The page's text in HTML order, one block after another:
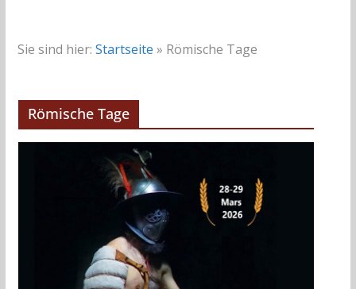
Sie sind hier: Startseite » Römische Tage
Römische Tage